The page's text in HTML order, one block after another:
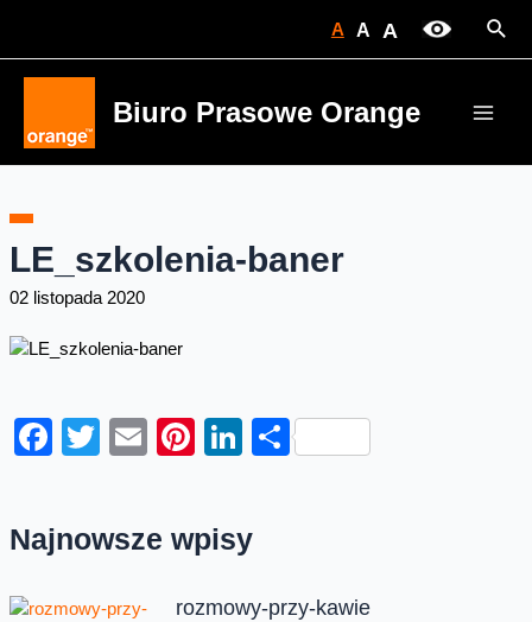
A A A
Biuro Prasowe Orange
LE_szkolenia-baner
02 listopada 2020
Facebook
Twitter
EmailPinterest
LinkedIn
Share
Najnowsze wpisy
rozmowy-przy-kawie